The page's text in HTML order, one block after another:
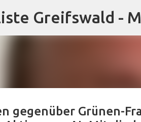
Greifswald -
gegenüber Grünen-